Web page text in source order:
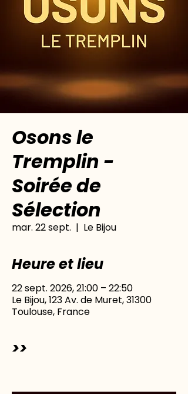
Osons le
Tremplin -
Soirée de
Sélection
mar. 22 sept.
  |
Le Bijou
Heure et lieu
22 sept. 2026, 21:00 – 22:50
Le Bijou, 123 Av. de Muret, 31300
Toulouse, France
>>